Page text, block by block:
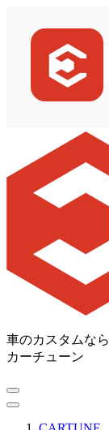
車のカスタムなら
カーチューン